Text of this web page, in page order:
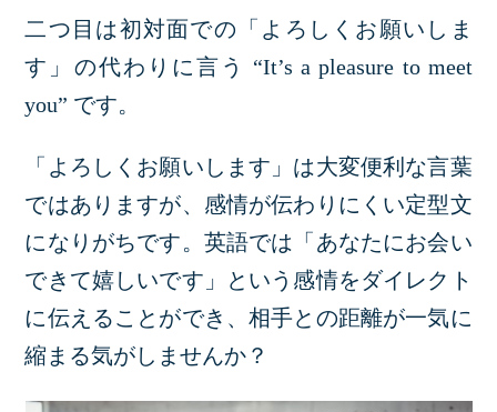
二つ目は初対面での「よろしくお願いしま
す」の代わりに言う “It’s a pleasure to meet
you” です。
「よろしくお願いします」は大変便利な言葉
ではありますが、感情が伝わりにくい定型文
になりがちです。英語では「あなたにお会い
できて嬉しいです」という感情をダイレクト
に伝えることができ、相手との距離が一気に
縮まる気がしませんか？